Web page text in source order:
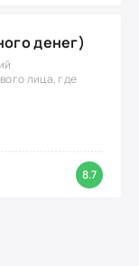
денег)
лица, где
8.7